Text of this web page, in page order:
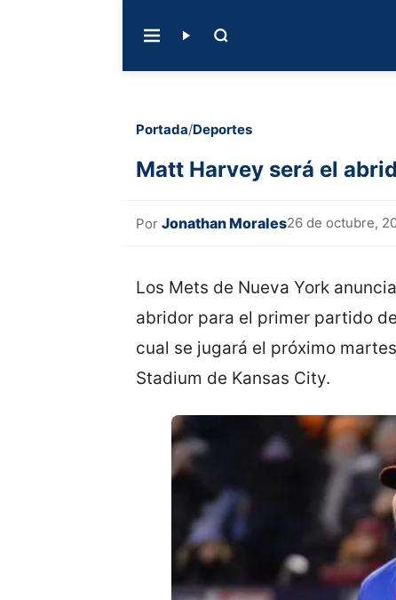
Portada/Deportes
Matt Harvey será el
Por Jonathan Morales26 de octubre,
Los Mets de Nueva York
abridor para el primer partido
cual se jugará el próximo
Stadium de Kansas City.